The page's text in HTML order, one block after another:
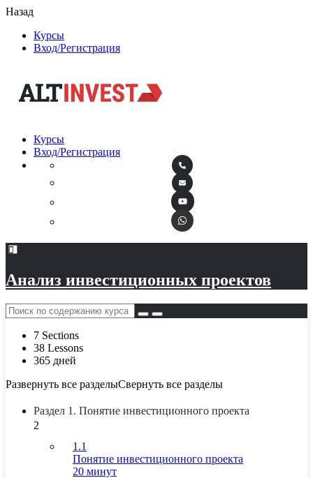
Назад
Курсы
Вход/Регистрация
Курсы
Вход/Регистрация
Анализ инвестиционных проектов
7 Sections
38 Lessons
365 дней
Развернуть все разделыСвернуть все разделы
Раздел 1. Понятие инвестиционного проекта
2
1.1
Понятие инвестиционного проекта
20 минут